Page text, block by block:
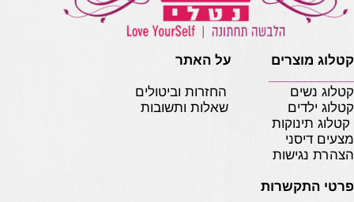
מוצרים על האתר
נשים
החזרות וביטולים
ילדים
שאלות ותשובות
תינוקות
דיסני
נגישות
התקשרות